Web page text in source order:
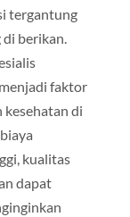
tergantung
di berikan.
faktor
kesehatan di
kualitas
dapat